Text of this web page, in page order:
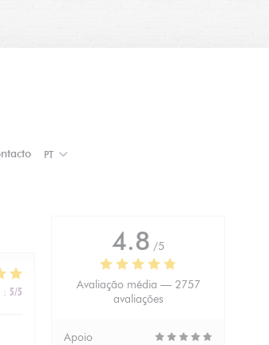
PT
: 5/5
4.8 /5
Avaliação média — 2757
avaliações
Apoio